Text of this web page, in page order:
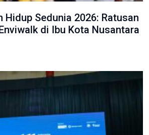
Hidup Sedunia 2026: Ratusan
di Ibu Kota Nusantara